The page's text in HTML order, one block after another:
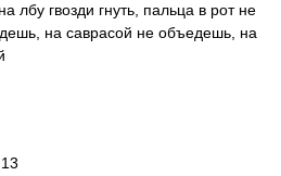
лбу гвозди гнуть, пальца в рот не
на саврасой не объедешь, на